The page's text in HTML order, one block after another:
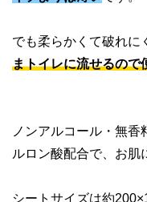
でも柔らかくて破れに
まトイレに流せるので
ノンアルコール・無
ルロン酸配合で、お肌
シートサイズは約